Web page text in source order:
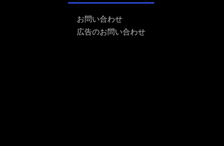
お問い合わせ
広告のお問い合わせ